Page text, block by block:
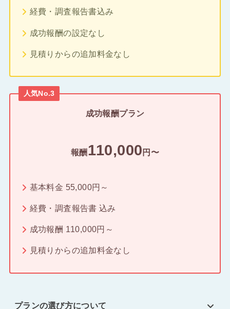
経費・調査報告書込み
成功報酬の設定なし
見積りからの追加料金なし
人気No.3
成功報酬プラン
報酬 110,000 円〜
基本料金 55,000円～
経費・調査報告書 込み
成功報酬 110,000円～
見積りからの追加料金なし
プランの選び方について